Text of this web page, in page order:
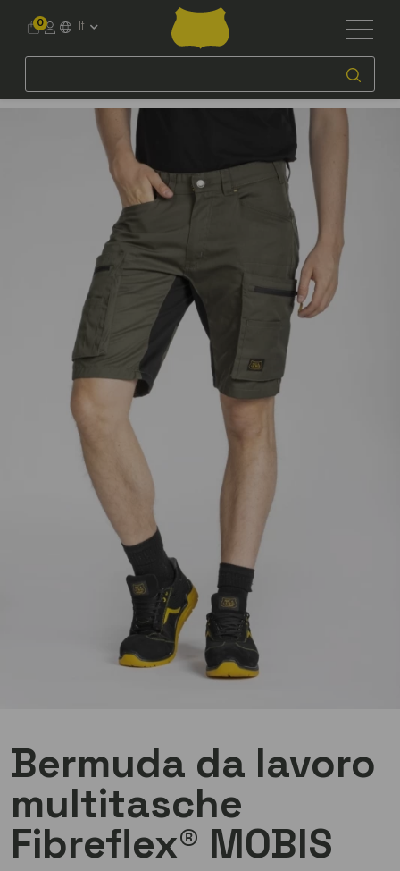
It
0
Bermuda da lavoro
multitasche
Fibreflex® MOBIS